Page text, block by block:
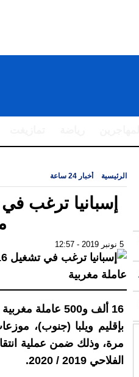
الرئيسية أخبار 24 ساعة
5 نونبر 2019 - 12:57
16 ألف و500
مرة، وذلك ضمن عملية
الفلاحي 2019 / 2020.